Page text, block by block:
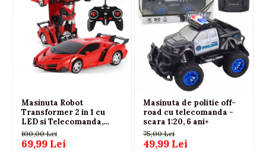
Masinuta Robot
Transformer 2 in 1 cu
LED si Telecomanda,
Scara 1:18, Rosie, 6 ani+
100,00 Lei
69,99 Lei
Masinuta de politie off-
road cu telecomanda -
scara 1:20, 6 ani+
75,00 Lei
49,99 Lei